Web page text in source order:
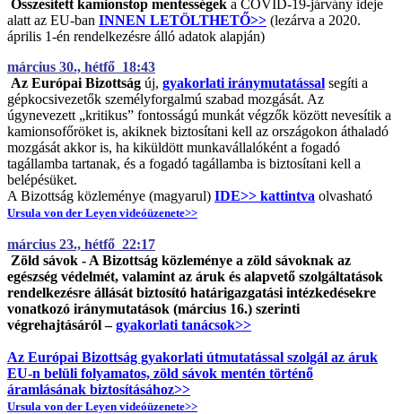
Összesített kamionstop mentességek a COVID-19-járvány ideje
alatt az EU-ban INNEN LETÖLTHETŐ>> (lezárva a 2020.
április 1-én rendelkezésre álló adatok alapján)
március 30., hétfő 18:43
Az Európai Bizottság új, gyakorlati iránymutatással segíti a
gépkocsivezetők személyforgalmú szabad mozgását. Az
úgynevezett „kritikus” fontosságú munkát végzők között nevesítik a
kamionsofőröket is, akiknek biztosítani kell az országokon áthaladó
mozgását akkor is, ha kiküldött munkavállalóként a fogadó
tagállamba tartanak, és a fogadó tagállamba is biztosítani kell a
belépésüket.
A Bizottság közleménye (magyarul) IDE>> kattintva olvasható
Ursula von der Leyen videóüzenete>>
március 23., hétfő 22:17
Zöld sávok - A Bizottság közleménye a zöld sávoknak az
egészség védelmét, valamint az áruk és alapvető szolgáltatások
rendelkezésre állását biztosító határigazgatási intézkedésekre
vonatkozó iránymutatások (március 16.) szerinti
végrehajtásáról –gyakorlati tanácsok>>
Az Európai Bizottság gyakorlati útmutatással szolgál az áruk
EU-n belüli folyamatos, zöld sávok mentén történő
áramlásának biztosításához>>
Ursula von der Leyen videóüzenete>>